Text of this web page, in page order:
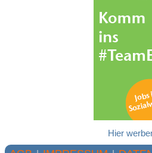
Hier